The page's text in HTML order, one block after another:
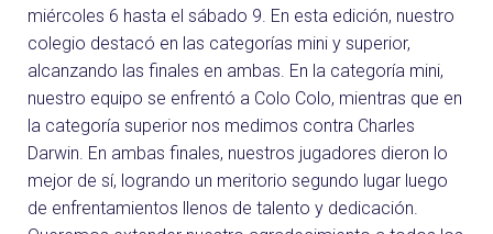
miércoles 6 hasta el sábado 9. En esta edición, nuestro
colegio destacó en las categorías mini y superior,
alcanzando las finales en ambas. En la categoría mini,
nuestro equipo se enfrentó a Colo Colo, mientras que en
la categoría superior nos medimos contra Charles
Darwin. En ambas finales, nuestros jugadores dieron lo
mejor de sí, logrando un meritorio segundo lugar luego
de enfrentamientos llenos de talento y dedicación.